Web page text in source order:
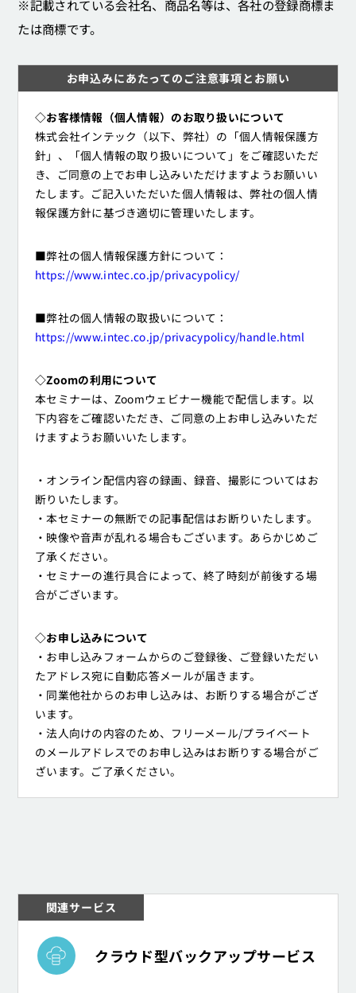
※記載されている会社名、商品名等は、各社の登録商標ま
たは商標です。
お申込みにあたってのご注意事項とお願い
◇お客様情報（個人情報）のお取り扱いについて
株式会社インテック（以下、弊社）の「個人情報保護方
針」、「個人情報の取り扱いについて」をご確認いただ
き、ご同意の上でお申し込みいただけますようお願いい
たします。ご記入いただいた個人情報は、弊社の個人情
報保護方針に基づき適切に管理いたします。
■弊社の個人情報保護方針について：
https://www.intec.co.jp/privacypolicy/
■弊社の個人情報の取扱いについて：
https://www.intec.co.jp/privacypolicy/handle.html
◇Zoomの利用について
本セミナーは、Zoomウェビナー機能で配信します。以
下内容をご確認いただき、ご同意の上お申し込みいただ
けますようお願いいたします。
・オンライン配信内容の録画、録音、撮影についてはお
断りいたします。
・本セミナーの無断での記事配信はお断りいたします。
・映像や音声が乱れる場合もございます。あらかじめご
了承ください。
・セミナーの進行具合によって、終了時刻が前後する場
合がございます。
◇お申し込みについて
・お申し込みフォームからのご登録後、ご登録いただい
たアドレス宛に自動応答メールが届きます。
・同業他社からのお申し込みは、お断りする場合がござ
います。
・法人向けの内容のため、フリーメール/プライベート
のメールアドレスでのお申し込みはお断りする場合がご
ざいます。ご了承ください。
関連サービス
クラウド型バックアップサービス